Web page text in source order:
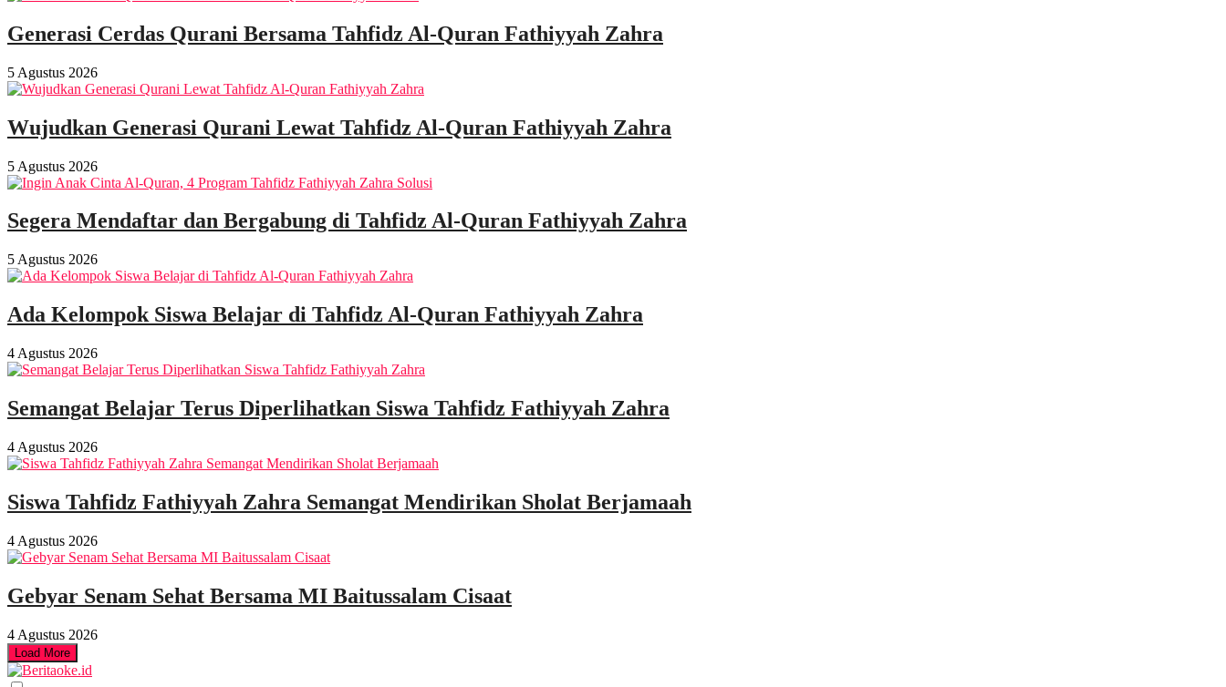
Generasi Cerdas Qurani Bersama Tahfidz Al-Quran Fathiyyah Zahra
5 Agustus 2026
Wujudkan Generasi Qurani Lewat Tahfidz Al-Quran Fathiyyah Zahra
5 Agustus 2026
Segera Mendaftar dan Bergabung di Tahfidz Al-Quran Fathiyyah Zahra
5 Agustus 2026
Ada Kelompok Siswa Belajar di Tahfidz Al-Quran Fathiyyah Zahra
4 Agustus 2026
Semangat Belajar Terus Diperlihatkan Siswa Tahfidz Fathiyyah Zahra
4 Agustus 2026
Siswa Tahfidz Fathiyyah Zahra Semangat Mendirikan Sholat Berjamaah
4 Agustus 2026
Gebyar Senam Sehat Bersama MI Baitussalam Cisaat
4 Agustus 2026
Load More